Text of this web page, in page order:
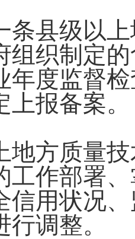
县级以上
组织制定
年度监督
报备案。
方质量技
工作部署
信用状况
调整。